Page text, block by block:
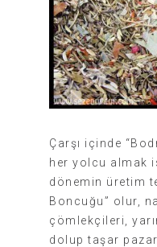
Çarşı içinde
her yolcu almak
dönemin üretim
Boncuğu” olur,
çömlekçileri,
dolup taşar